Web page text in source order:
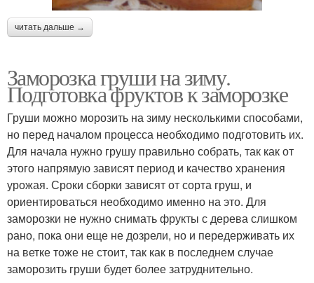
читать дальше →
Заморозка груши на зиму.
Подготовка фруктов к заморозке
Груши можно морозить на зиму несколькими способами,
но перед началом процесса необходимо подготовить их.
Для начала нужно грушу правильно собрать, так как от
этого напрямую зависят период и качество хранения
урожая. Сроки сборки зависят от сорта груш, и
ориентироваться необходимо именно на это. Для
заморозки не нужно снимать фрукты с дерева слишком
рано, пока они еще не дозрели, но и передерживать их
на ветке тоже не стоит, так как в последнем случае
заморозить груши будет более затруднительно.